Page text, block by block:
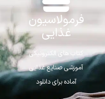
فرمولاسیون
غذایی
کتاب های الکترونیکی
آموزشی صنایع غذایی
آماده برای دانلود